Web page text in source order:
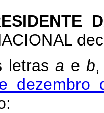
letras a e b
dezembro